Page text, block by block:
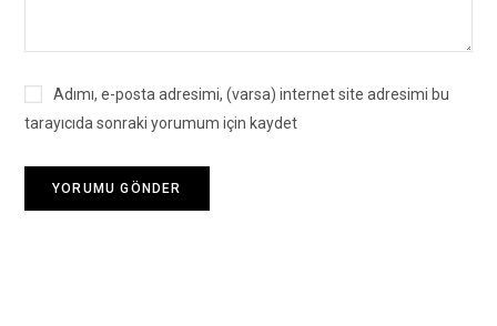
Adımı, e-posta adresimi, (varsa) internet site adresimi bu
tarayıcıda sonraki yorumum için kaydet